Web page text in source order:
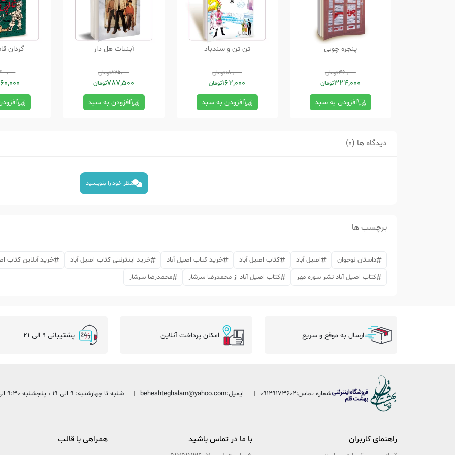
پنجره چوبی
360,000تومان
324,000تومان
افزودن به سبد
تن تن و سندباد
180,000تومان
162,000تومان
افزودن به سبد
آبنبات هل دار
875,000تومان
787,500تومان
افزودن به سبد
گردان
دیدگاه ها (0)
نظر خود را بنویسید
برچسب ها
داستان نوجوان اصیل آباد کتاب اصیل آباد خرید کتاب اصیل آباد خرید اینترنتی کتاب اصیل آباد خرید آنلاین کتاب
کتاب اصیل آباد نشر سوره مهر
کتاب اصیل آباد از محمدرضا سرشار محمدرضا سرشار
ارسال به موقع و سریع امکان پرداخت آنلاین پشتیبانی 9 الی 21
شماره تماس:09129173602 ایمیل:beheshteghalam@yahoo.com شنبه تا چهارشنبه: 9 الی 19 ، پنجشنبه 9:30 الی 13:30
راهنمای کاربران
با ما در تماس باشید
همراهی با قالب